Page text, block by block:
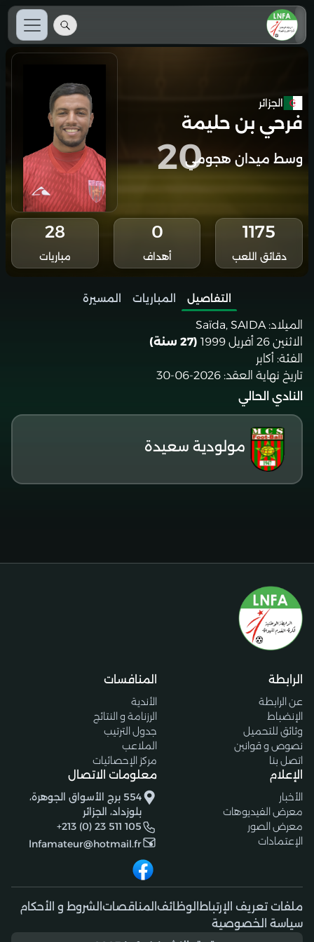
الجزائر
فرحي بن حليمة
وسط ميدان هجومي20
1175
دقائق اللعب
0
أهداف
28
مباريات
التفاصيل المباريات
المسيرة
الميلاد: Saïda, SAIDA
الاثنين 26 أفريل 1999
(27 سنة)
الفئة: أكابر
تاريخ نهاية العقد: 2026-06-30
النادي الحالي
مولودية سعيدة
الرابطة
عن الرابطة
الإنضباط
وثائق للتحميل
نصوص و قوانين
اتصل بنا
المنافسات
الأندية
الرزنامة و النتائج
جدول الترتيب
الملاعب
مركز الإحصائيات
الإعلام
الأخبار
معرض الفيديوهات
معرض الصور
الإعتمادات
معلومات الاتصال
554 برج الأسواق الجوهرة،
بلوزداد، الجزائر
+213 (0) 23 511 105
lnfamateur@hotmail.fr
ملفات تعريف الإرتباط الوظائف المناقصات الشروط و الأحكام
سياسة الخصوصية